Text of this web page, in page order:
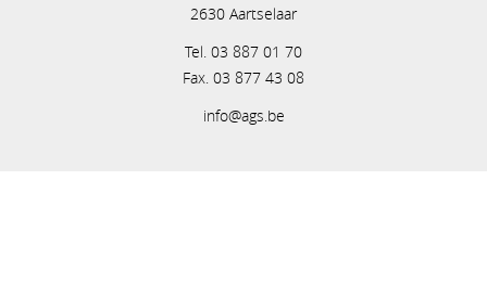
2630 Aartselaar
Tel. 03 887 01 70
Fax. 03 877 43 08
info@ags.be